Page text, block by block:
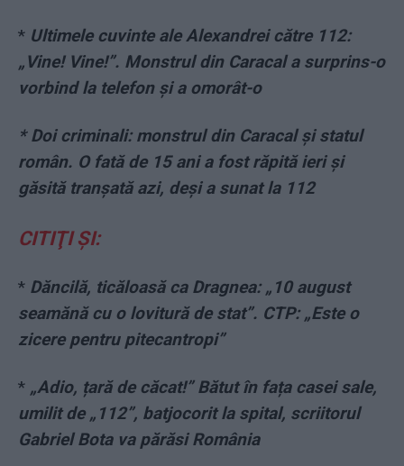
* Ultimele cuvinte ale Alexandrei către 112:
„Vine! Vine!”. Monstrul din Caracal a surprins-o
vorbind la telefon și a omorât-o
* Doi criminali: monstrul din Caracal și statul
român. O fată de 15 ani a fost răpită ieri și
găsită tranșată azi, deși a sunat la 112
CITIŢI ŞI:
* Dăncilă, ticăloasă ca Dragnea: „10 august
seamănă cu o lovitură de stat”. CTP: „Este o
zicere pentru pitecantropi”
* „Adio, țară de căcat!” Bătut în fața casei sale,
umilit de „112”, batjocorit la spital, scriitorul
Gabriel Bota va părăsi România